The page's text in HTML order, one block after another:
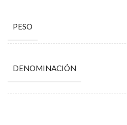
PESO
DENOMINACIÓN